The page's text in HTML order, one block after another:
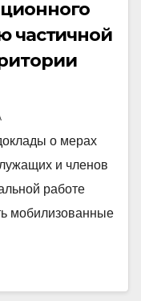
частичной
о мерах
и членов
работе
мобилизованные